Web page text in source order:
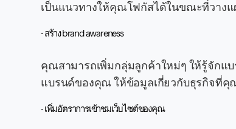
เป็นแนวทางให้คุณโฟกัสได้ในขณะที่วางแ
- สร้าง brand awareness
คุณสามารถเพิ่มกลุ่มลูกค้าใหม่ๆ ให้รู้จักแ
แบรนด์ของคุณ ให้ข้อมูลเกี่ยวกับธุรกิจที่
- เพิ่มอัตราการเข้าชมเว็บไซต์ของคุณ